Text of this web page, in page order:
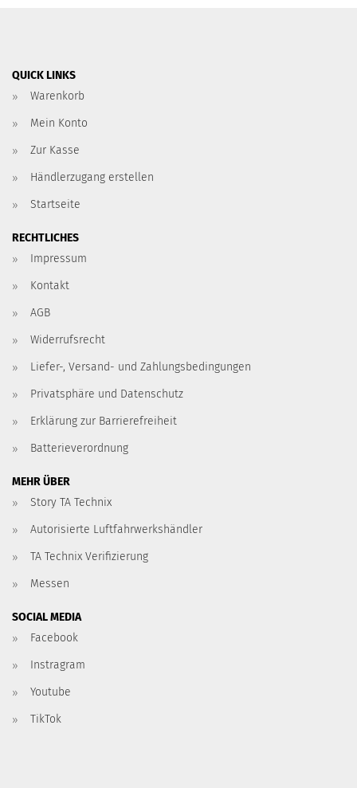
QUICK LINKS
Warenkorb
Mein Konto
Zur Kasse
Händlerzugang erstellen
Startseite
RECHTLICHES
Impressum
Kontakt
AGB
Widerrufsrecht
Liefer-, Versand- und Zahlungsbedingungen
Privatsphäre und Datenschutz
Erklärung zur Barrierefreiheit
Batterieverordnung
MEHR ÜBER
Story TA Technix
Autorisierte Luftfahrwerkshändler
TA Technix Verifizierung
Messen
SOCIAL MEDIA
Facebook
Instragram
Youtube
TikTok